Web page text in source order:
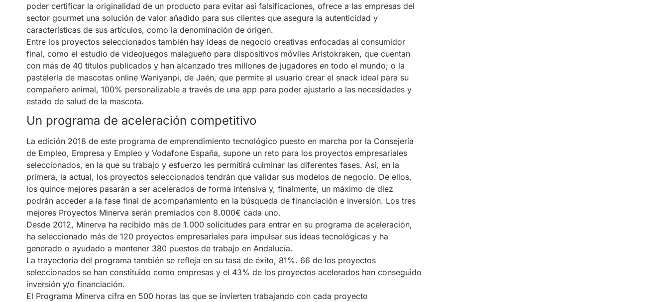
poder certificar la originalidad de un producto para evitar así falsificaciones, ofrece a las empresas del
sector gourmet una solución de valor añadido para sus clientes que asegura la autenticidad y
características de sus artículos, como la denominación de origen.
Entre los proyectos seleccionados también hay ideas de negocio creativas enfocadas al consumidor
final, como el estudio de videojuegos malagueño para dispositivos móviles Aristokraken, que cuentan
con más de 40 títulos publicados y han alcanzado tres millones de jugadores en todo el mundo; o la
pastelería de mascotas online Waniyanpi, de Jaén, que permite al usuario crear el snack ideal para su
compañero animal, 100% personalizable a través de una app para poder ajustarlo a las necesidades y
estado de salud de la mascota.
Un programa de aceleración competitivo
La edición 2018 de este programa de emprendimiento tecnológico puesto en marcha por la Consejería
de Empleo, Empresa y Empleo y Vodafone España, supone un reto para los proyectos empresariales
seleccionados, en la que su trabajo y esfuerzo les permitirá culminar las diferentes fases. Así, en la
primera, la actual, los proyectos seleccionados tendrán que validar sus modelos de negocio. De ellos,
los quince mejores pasarán a ser acelerados de forma intensiva y, finalmente, un máximo de diez
podrán acceder a la fase final de acompañamiento en la búsqueda de financiación e inversión. Los tres
mejores Proyectos Minerva serán premiados con 8.000€ cada uno.
Desde 2012, Minerva ha recibido más de 1.000 solicitudes para entrar en su programa de aceleración,
ha seleccionado más de 120 proyectos empresariales para impulsar sus ideas tecnológicas y ha
generado o ayudado a mantener 380 puestos de trabajo en Andalucía.
La trayectoria del programa también se refleja en su tasa de éxito, 81%. 66 de los proyectos
seleccionados se han constituido como empresas y el 43% de los proyectos acelerados han conseguido
inversión y/o financiación.
El Programa Minerva cifra en 500 horas las que se invierten trabajando con cada proyecto